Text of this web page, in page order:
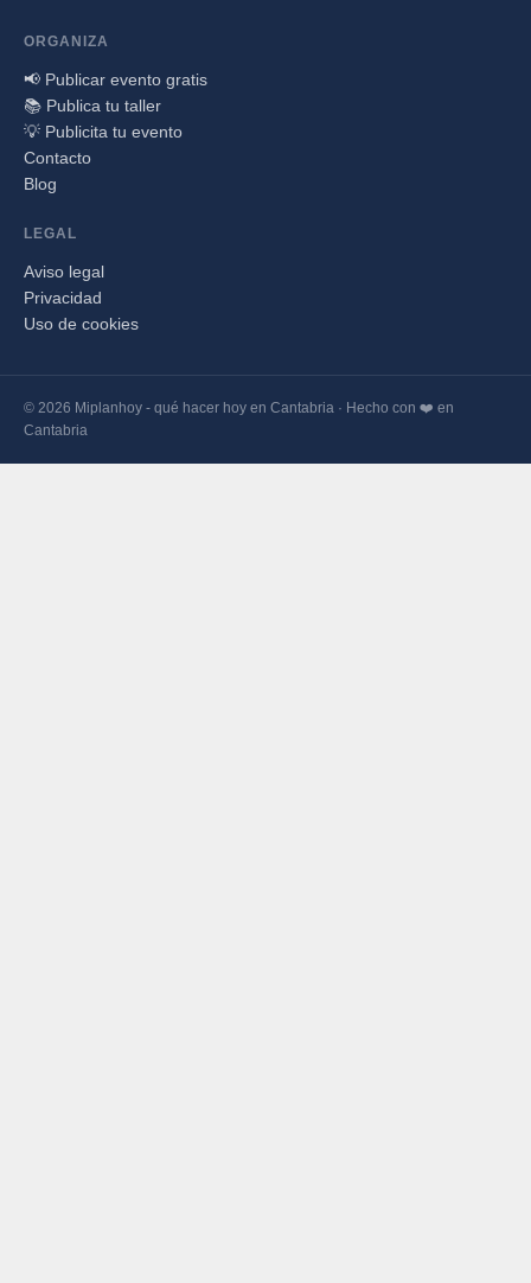
ORGANIZA
📢 Publicar evento gratis
📚 Publica tu taller
💡 Publicita tu evento
Contacto
Blog
LEGAL
Aviso legal
Privacidad
Uso de cookies
© 2026 Miplanhoy - qué hacer hoy en Cantabria · Hecho con ❤️ en
Cantabria